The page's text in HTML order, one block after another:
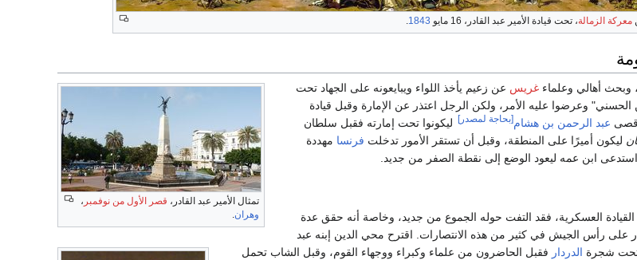
معركة الزمالة، تحت قيادة الأمير عبد القادر، 16 مايو 1843
تمثال الأمير عبد القادر، قصر الأول من نوفمبر ،
وهران.
وبحث أهالي وعلماء غريس عن زعيم يأخذ اللواء ويبايعونه على الجهاد تحت
وعرضوا عليه الأمر، ولكن الرجل اعتذر عن الإمارة وقبل قيادة
عبد الرحمن بن هشام[بحاجة لمصدر]
ليكونوا تحت إمارته فقبل سلطان
ليكون أميرًا على المنطقة، وقبل أن تستقر الأمور تدخلت فرنسا مهددة
ابن عمه ليعود الوضع إلى نقطة الصفر من جديد.
العسكرية، فقد التفت حوله الجموع من جديد، وخاصة أنه حقق عدة
على رأس الجيش في كثير من هذه الانتصارات. اقترح محي الدين إبنه عبد
تحت شجرة الدردار فقبل الحاضرون من علماء وكبراء ووجهاء القوم، وقبل الشاب تحمل